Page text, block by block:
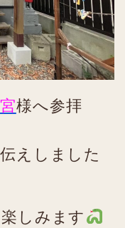
様へ参拝
えしました
しみます